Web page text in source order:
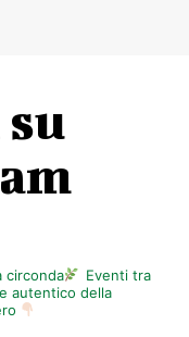
circonda
Eventi tra
autentico della